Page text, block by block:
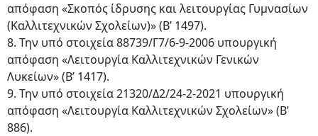
απόφαση «Σκοπός ίδρυσης και λειτουργίας Γυμνασίων
(Καλλιτεχνικών Σχολείων)» (Β’ 1497).
8. Την υπό στοιχεία 88739/Γ7/6-9-2006 υπουργική
απόφαση «Λειτουργία Καλλιτεχνικών Γενικών
Λυκείων» (Β’ 1417).
9. Την υπό στοιχεία 21320/Δ2/24-2-2021 υπουργική
απόφαση «Λειτουργία Καλλιτεχνικών Σχολείων» (Β’
886).